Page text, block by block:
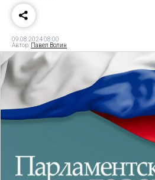
09.08.2024 08:00
Автор: Павел Волин